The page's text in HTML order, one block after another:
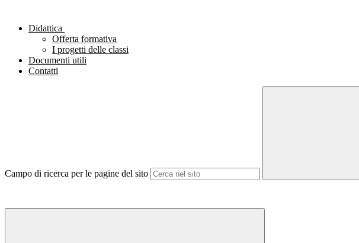
Didattica
Offerta formativa
I progetti delle classi
Documenti utili
Contatti
Campo di ricerca per le pagine del sito